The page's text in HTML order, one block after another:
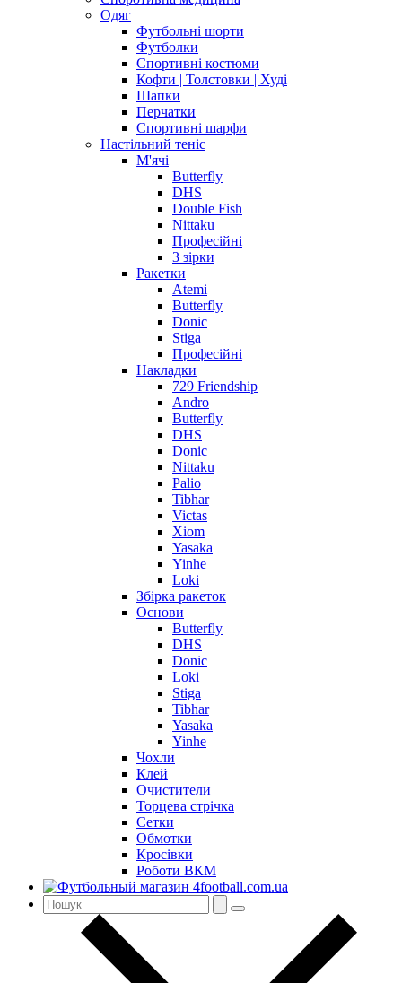
Одяг
Футбольні шорти
Футболки
Спортивні костюми
Кофти | Толстовки | Худі
Шапки
Перчатки
Спортивні шарфи
Настільний теніс
М'ячі
Butterfly
DHS
Double Fish
Nittaku
Професійні
3 зірки
Ракетки
Atemi
Butterfly
Donic
Stiga
Професійні
Накладки
729 Friendship
Andro
Butterfly
DHS
Donic
Nittaku
Palio
Tibhar
Victas
Xiom
Yasaka
Yinhe
Loki
Збірка ракеток
Основи
Butterfly
DHS
Donic
Loki
Stiga
Tibhar
Yasaka
Yinhe
Чохли
Клей
Очистители
Торцева стрічка
Сетки
Обмотки
Кросівки
Роботи ВКМ